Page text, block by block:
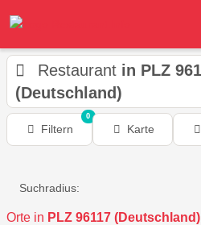
Restaurant in PLZ
(Deutschland)
Filtern
0
Karte
Suchradius:
Orte in PLZ 96117